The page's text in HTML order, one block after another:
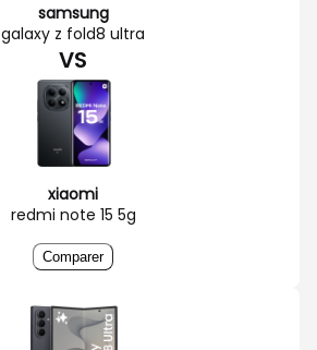
samsung
galaxy z fold8 ultra
VS
xiaomi
redmi note 15 5g
Comparer